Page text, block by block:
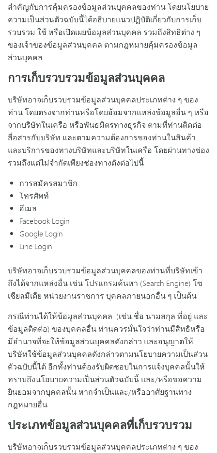
สำคัญกับการคุ้มครองข้อมูลส่วนบุคคลของท่าน โดยนโยบาย
ความเป็นส่วนตัวฉบับนี้ได้อธิบายแนวปฏิบัติเกี่ยวกับการเก็บ
รวบรวม ใช้ หรือเปิดเผยข้อมูลส่วนบุคคล รวมถึงสิทธิต่าง ๆ
ของเจ้าของข้อมูลส่วนบุคคล ตามกฎหมายคุ้มครองข้อมูล
ส่วนบุคคล
การเก็บรวบรวมข้อมูลส่วนบุคคล
บริษัทอาจเก็บรวบรวมข้อมูลส่วนบุคคลประเภทต่าง ๆ ของ
ท่าน โดยตรงจากท่านหรือโดยอ้อมจากแหล่งข้อมูลอื่น ๆ หรือ
จากบริษัทในเครือ หรือพันธมิตรทางธุรกิจ ตามที่ท่านติดต่อ
สื่อสารกับบริษัท และตามความต้องการของท่านในสินค้า
และบริการของทางบริษัทและบริษัทในเครือ โดยผ่านทางช่อง
รวมถึงแต่ไม่จำกัดเพียงช่องทางดังต่อไปนี้
การสมัครสมาชิก
โทรศัพท์
อีเมล
Facebook Login
Google Login
Line Login
บริษัทอาจเก็บรวบรวมข้อมูลส่วนบุคคลของท่านที่บริษัทเข้า
ถึงได้จากแหล่งอื่น เช่น โปรแกรมค้นหา (Search Engine) โซ
เชียลมีเดีย หน่วยงานราชการ บุคคลภายนอกอื่น ๆ เป็นต้น
กรณีท่านได้ให้ข้อมูลส่วนบุคคล (เช่น ชื่อ นามสกุล ที่อยู่ และ
ข้อมูลติดต่อ) ของบุคคลอื่น ท่านควรมั่นใจว่าท่านมีสิทธิหรือ
มีอำนาจที่จะให้ข้อมูลส่วนบุคคลดังกล่าว และอนุญาตให้
บริษัทใช้ข้อมูลส่วนบุคคลดังกล่าวตามนโยบายความเป็นส่วน
ตัวฉบับนี้ได้ อีกทั้งท่านต้องรับผิดชอบในการแจ้งบุคคลนั้นให้
ทราบถึงนโยบายความเป็นส่วนตัวฉบับนี้ และ/หรือขอความ
ยินยอมจากบุคคลนั้น หากจำเป็นและ/หรืออาศัยฐานทาง
กฎหมายอื่น
ประเภทข้อมูลส่วนบุคคลที่เก็บรวบรวม
บริษัทอาจเก็บรวบรวมข้อมูลส่วนบุคคลประเภทต่าง ๆ ของ